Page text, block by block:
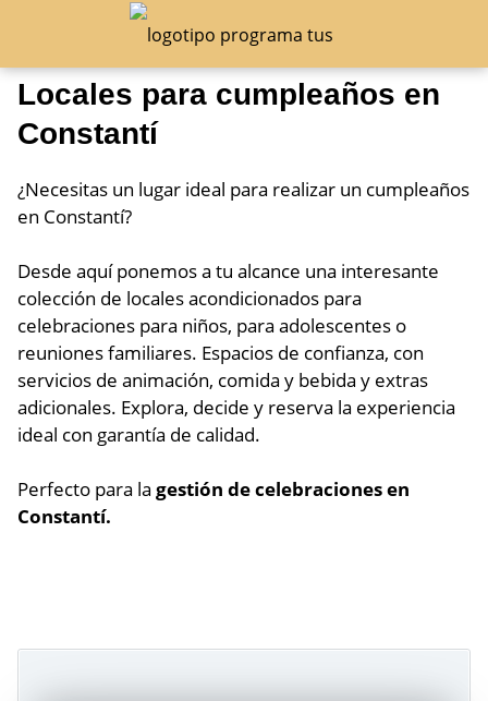
Locales para cumpleaños en
Constantí
¿Necesitas un lugar ideal para realizar un cumpleaños
en Constantí?
Desde aquí ponemos a tu alcance una interesante
colección de locales acondicionados para
celebraciones para niños, para adolescentes o
reuniones familiares. Espacios de confianza, con
servicios de animación, comida y bebida y extras
adicionales. Explora, decide y reserva la experiencia
ideal con garantía de calidad.
Perfecto para la gestión de celebraciones en
Constantí.